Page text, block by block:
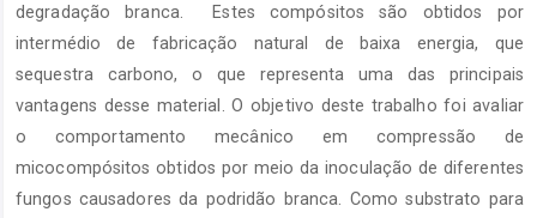
degradação branca. Estes compósitos são obtidos por
intermédio de fabricação natural de baixa energia, que
sequestra carbono, o que representa uma das principais
vantagens desse material. O objetivo deste trabalho foi avaliar
o comportamento mecânico em compressão de
micocompósitos obtidos por meio da inoculação de diferentes
fungos causadores da podridão branca. Como substrato para